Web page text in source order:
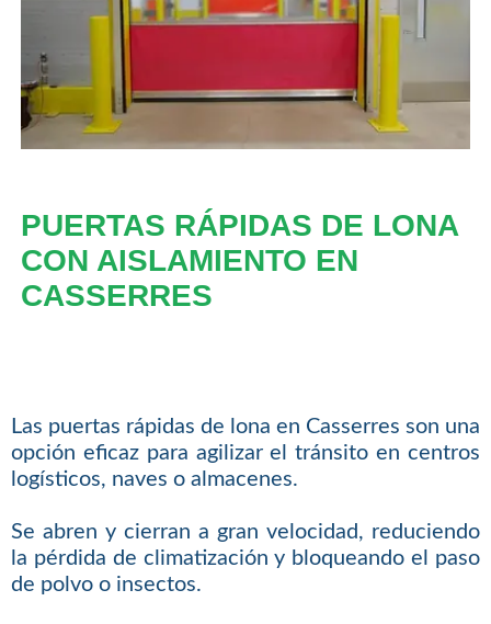
PUERTAS RÁPIDAS DE LONA
CON AISLAMIENTO EN
CASSERRES
Las puertas rápidas de lona en Casserres son una
opción eficaz para agilizar el tránsito en centros
logísticos, naves o almacenes.
Se abren y cierran a gran velocidad, reduciendo
la pérdida de climatización y bloqueando el paso
de polvo o insectos.